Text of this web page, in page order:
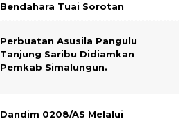
Bendahara Tuai Sorotan
Perbuatan Asusila Pangulu
Tanjung Saribu Didiamkan
Pemkab Simalungun.
Dandim 0208/AS Melalui